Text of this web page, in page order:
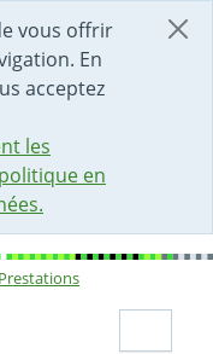
vous offrir
En
acceptez
les
en
Prestations